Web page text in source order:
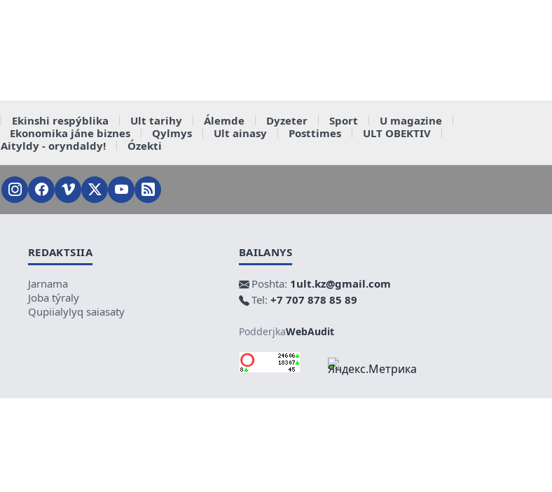
Ekinshi respýblika Ult tarihy Álemde Dyzeter Sport
U magazine
Ekonomika jáne biznes Qylmys Ult ainasy Posttimes
ULT OBEKTIV
Aityldy - oryndaldy!
Ózekti
REDAKTSIIA
Jarnama
Joba týraly
Qupiialylyq saiasaty
BAILANYS
Poshta: 1ult.kz@gmail.com
Tel: +7 707 878 85 89
PodderjkaWebAudit